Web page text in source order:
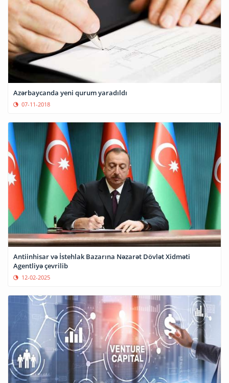
Azərbaycanda yeni qurum yaradıldı
07-11-2018
Antiinhisar və İstehlak Bazarına Nəzarət Dövlət Xidməti
Agentliyə çevrilib
12-02-2025